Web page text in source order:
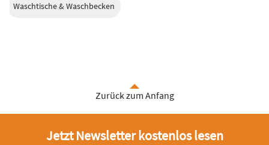
Waschtische & Waschbecken
Zurück zum Anfang
Jetzt Newsletter kostenlos lesen